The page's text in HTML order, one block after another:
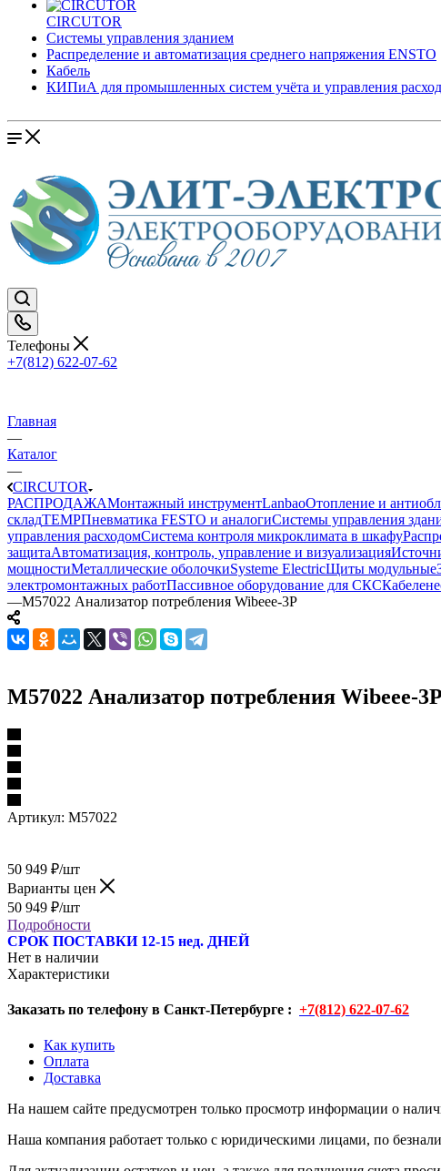
CIRCUTOR
Системы управления зданием
Распределение и автоматизация среднего напряжения ENSTO
Кабель
КИПиА для промышленных систем учёта и управления
Телефоны
+7(812) 622-07-62
Главная
—
Каталог
—
CIRCUTOR
РАСПРОДАЖАМонтажный инструментLanbaoОтопление и
складTEMPПневматика FESTO и аналогиСистемы управления
управления расходомСистема контроля микроклимата в шкафу
защитаАвтоматизация, контроль, управление и визуализация
мощностиМеталлические оболочкиSysteme ElectricЩиты модульные
электромонтажных работПассивное оборудование для СКС
—M57022 Анализатор потребления Wibeee-3P
M57022 Анализатор потребления Wibeee-3P
Артикул: M57022
50 949 ₽/шт
Варианты цен
50 949 ₽/шт
Подробности
СРОК ПОСТАВКИ 12-15 нед. ДНЕЙ
Нет в наличии
Характеристики
Заказать по телефону в Санкт-Петербурге : +7(812) 622-07-62
Как купить
Оплата
Доставка
На нашем сайте предусмотрен только просмотр информации о
Наша компания работает только с юридическими лицами, по